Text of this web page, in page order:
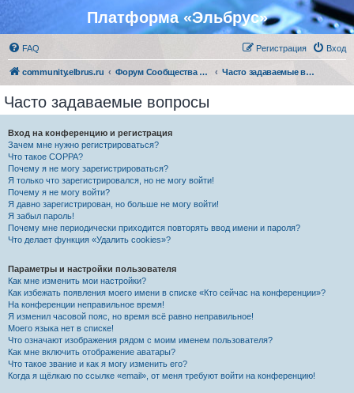
Платформа «Эльбрус»
FAQ Вход
Регистрация
community.elbrus.ru Форум Сообщества Эльбрус Часто задаваемые вопросы
Часто задаваемые вопросы
Вход на конференцию и регистрация
Зачем мне нужно регистрироваться?
Что такое COPPA?
Почему я не могу зарегистрироваться?
Я только что зарегистрировался, но не могу войти!
Почему я не могу войти?
Я давно зарегистрирован, но больше не могу войти!
Я забыл пароль!
Почему мне периодически приходится повторять ввод имени и пароля?
Что делает функция «Удалить cookies»?
Параметры и настройки пользователя
Как мне изменить мои настройки?
Как избежать появления моего имени в списке «Кто сейчас на конференции»?
На конференции неправильное время!
Я изменил часовой пояс, но время всё равно неправильное!
Моего языка нет в списке!
Что означают изображения рядом с моим именем пользователя?
Как мне включить отображение аватары?
Что такое звание и как я могу изменить его?
Когда я щёлкаю по ссылке «email», от меня требуют войти на конференцию!